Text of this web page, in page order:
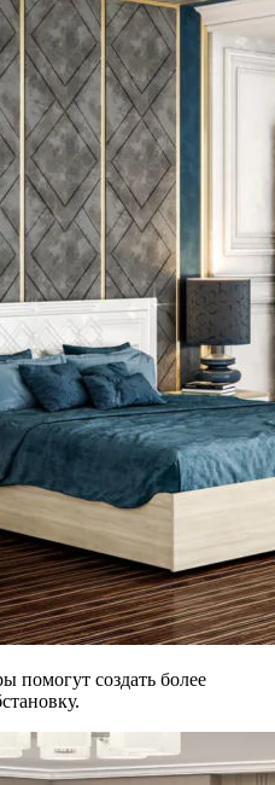
помогут создать более